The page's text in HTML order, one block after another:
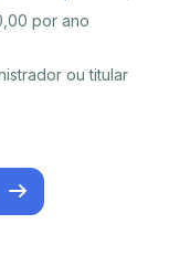
por ano
ou titular